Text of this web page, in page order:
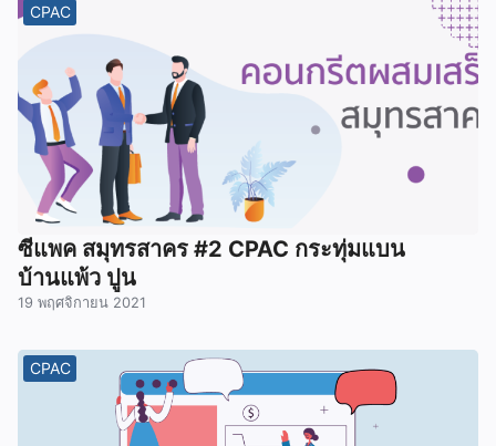
CPAC
ซีแพค สมุทรสาคร #2 CPAC กระทุ่มแบน
บ้านแพ้ว ปูน
19 พฤศจิกายน 2021
CPAC